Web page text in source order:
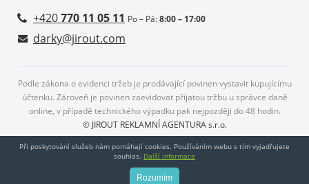
+420770 11 05 11 Po – Pá:8:00 – 17:00
darky@jirout.com
Podle zákona o evidenci tržeb je prodávající povinen vystavit kupujícímu
účtenku. Zároveň je povinen zaevidovat přijatou tržbu u správce daně
online, v případě technického výpadku pak nejpozději do 48 hodin.
© JIROUT REKLAMNÍ AGENTURA s.r.o.
Při poskytování služeb nám pomáhají cookies. Používáním webu s tím vyjadřujete
souhlas. Další informace
Rozumím